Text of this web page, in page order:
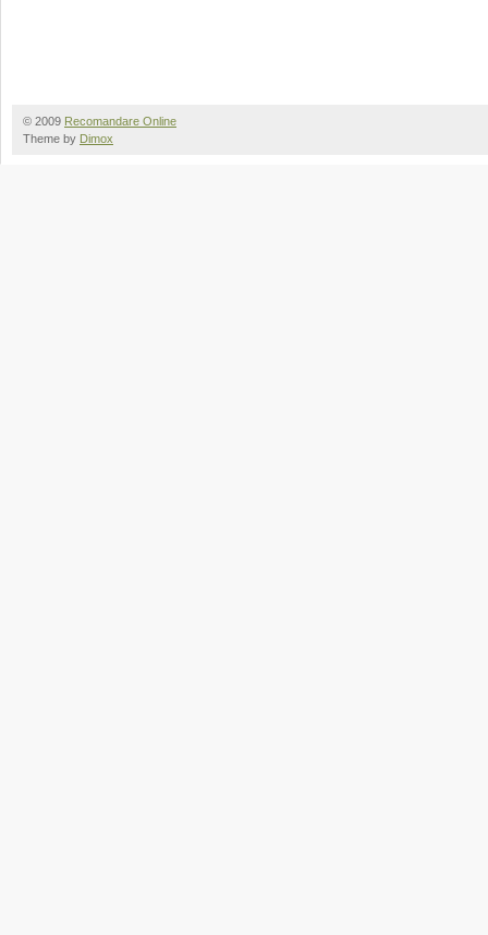
© 2009 Recomandare Online
Theme by Dimox